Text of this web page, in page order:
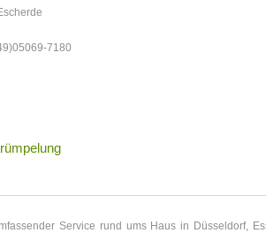
7180
Service rund ums Haus in Düsseldorf,